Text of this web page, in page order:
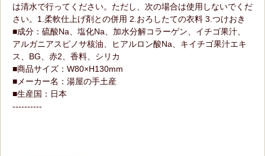
は清水で行ってください。ただし、次の場合は使用しないでくだ
さい。1.柔軟仕上げ剤との併用 2.おろしたての衣料 3.つけおき
■成分：硫酸Na、塩化Na、加水分解コラーゲン、イチゴ果汁、
アルガニアスピノサ核油、ヒアルロン酸Na、キイチゴ果汁エキ
ス、BG、赤2、香料、シリカ
■商品サイズ：W80×H130mm
■メーカー名：湯屋の手土産
■生産国：日本
----------